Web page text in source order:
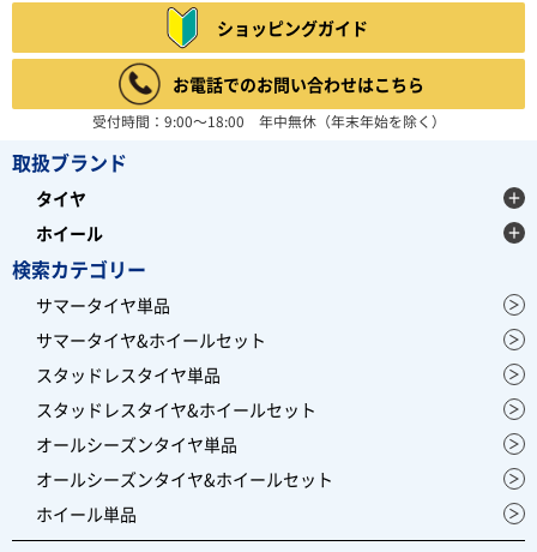
ショッピングガイド
お電話でのお問い合わせはこちら
受付時間：9:00～18:00 年中無休（年末年始を除く）
取扱ブランド
タイヤ
ホイール
検索カテゴリー
サマータイヤ単品
サマータイヤ&ホイールセット
スタッドレスタイヤ単品
スタッドレスタイヤ&ホイールセット
オールシーズンタイヤ単品
オールシーズンタイヤ&ホイールセット
ホイール単品